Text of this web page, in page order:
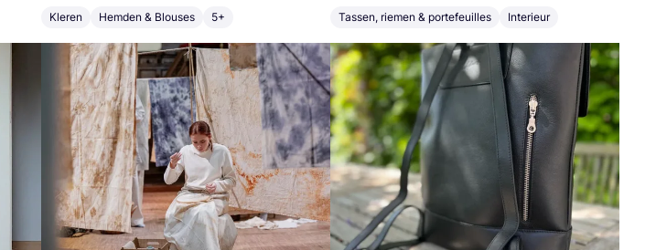
Kleren Hemden & Blouses 5+ Tassen, riemen & portefeuilles Interieur